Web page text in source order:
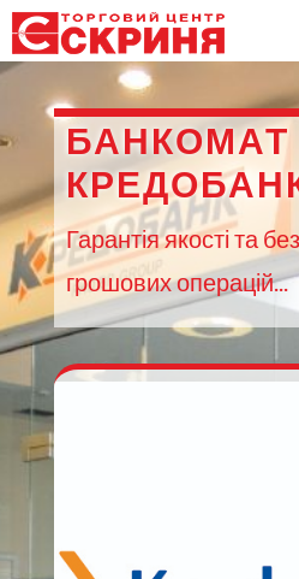
БАНКОМАТ
Гарантія якості та
грошових операцій...